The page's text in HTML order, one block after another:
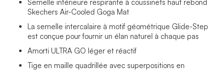
Semelle intérieure respirante à coussinets haut rebond
Skechers Air-Cooled Goga Mat
La semelle intercalaire à motif géométrique Glide-Step
est conçue pour fournir un élan naturel à chaque pas
Amorti ULTRA GO léger et réactif
Tige en maille quadrillée avec superpositions en